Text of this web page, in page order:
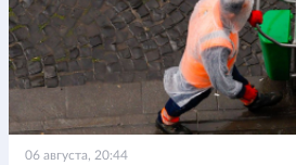
06 августа, 20:44